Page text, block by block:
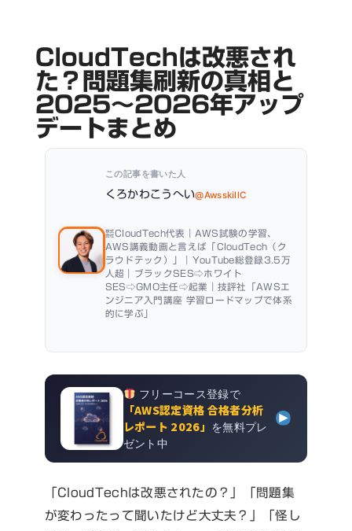
CloudTechは改悪され
た？問題集刷新の真相と
2025〜2026年アップ
デートまとめ
この記事を書いた人
くろかわこうへい@AwsskillC
㍿CloudTech代表｜AWS試験の学習、
AWS講義動画と言えば「CloudTech（ク
ラウドテック）」｜YouTube総登録3.5万
人超｜ブラックSES⇨ホワイト
SES⇨GMO主任⇨起業｜技評社「AWSエ
ンジニア入門講座 学習ロードマップで体系
的に学ぶ」
フリーコース登録で
「AWS認定資格 合格者分析
レポート 2026」 を無料プレ
ゼント中
「CloudTechは改悪されたの？」「問題集
が変わったって聞いたけど大丈夫？」「怪し